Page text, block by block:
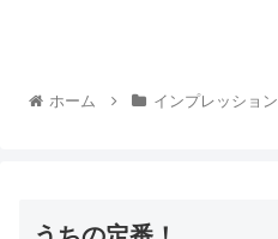
ホーム インプレッション